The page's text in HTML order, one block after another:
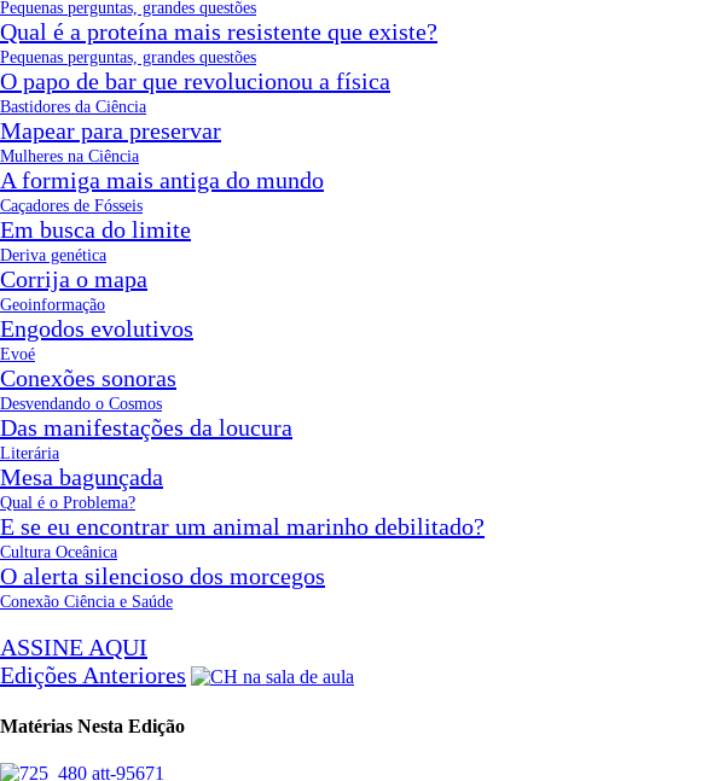
Pequenas perguntas, grandes questões
Qual é a proteína mais resistente que existe?
Pequenas perguntas, grandes questões
O papo de bar que revolucionou a física
Bastidores da Ciência
Mapear para preservar
Mulheres na Ciência
A formiga mais antiga do mundo
Caçadores de Fósseis
Em busca do limite
Deriva genética
Corrija o mapa
Geoinformação
Engodos evolutivos
Evoé
Conexões sonoras
Desvendando o Cosmos
Das manifestações da loucura
Literária
Mesa bagunçada
Qual é o Problema?
E se eu encontrar um animal marinho debilitado?
Cultura Oceânica
O alerta silencioso dos morcegos
Conexão Ciência e Saúde
ASSINE AQUI
Edições Anteriores
Matérias Nesta Edição